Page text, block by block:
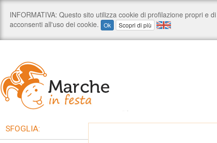
SFOGLIA: